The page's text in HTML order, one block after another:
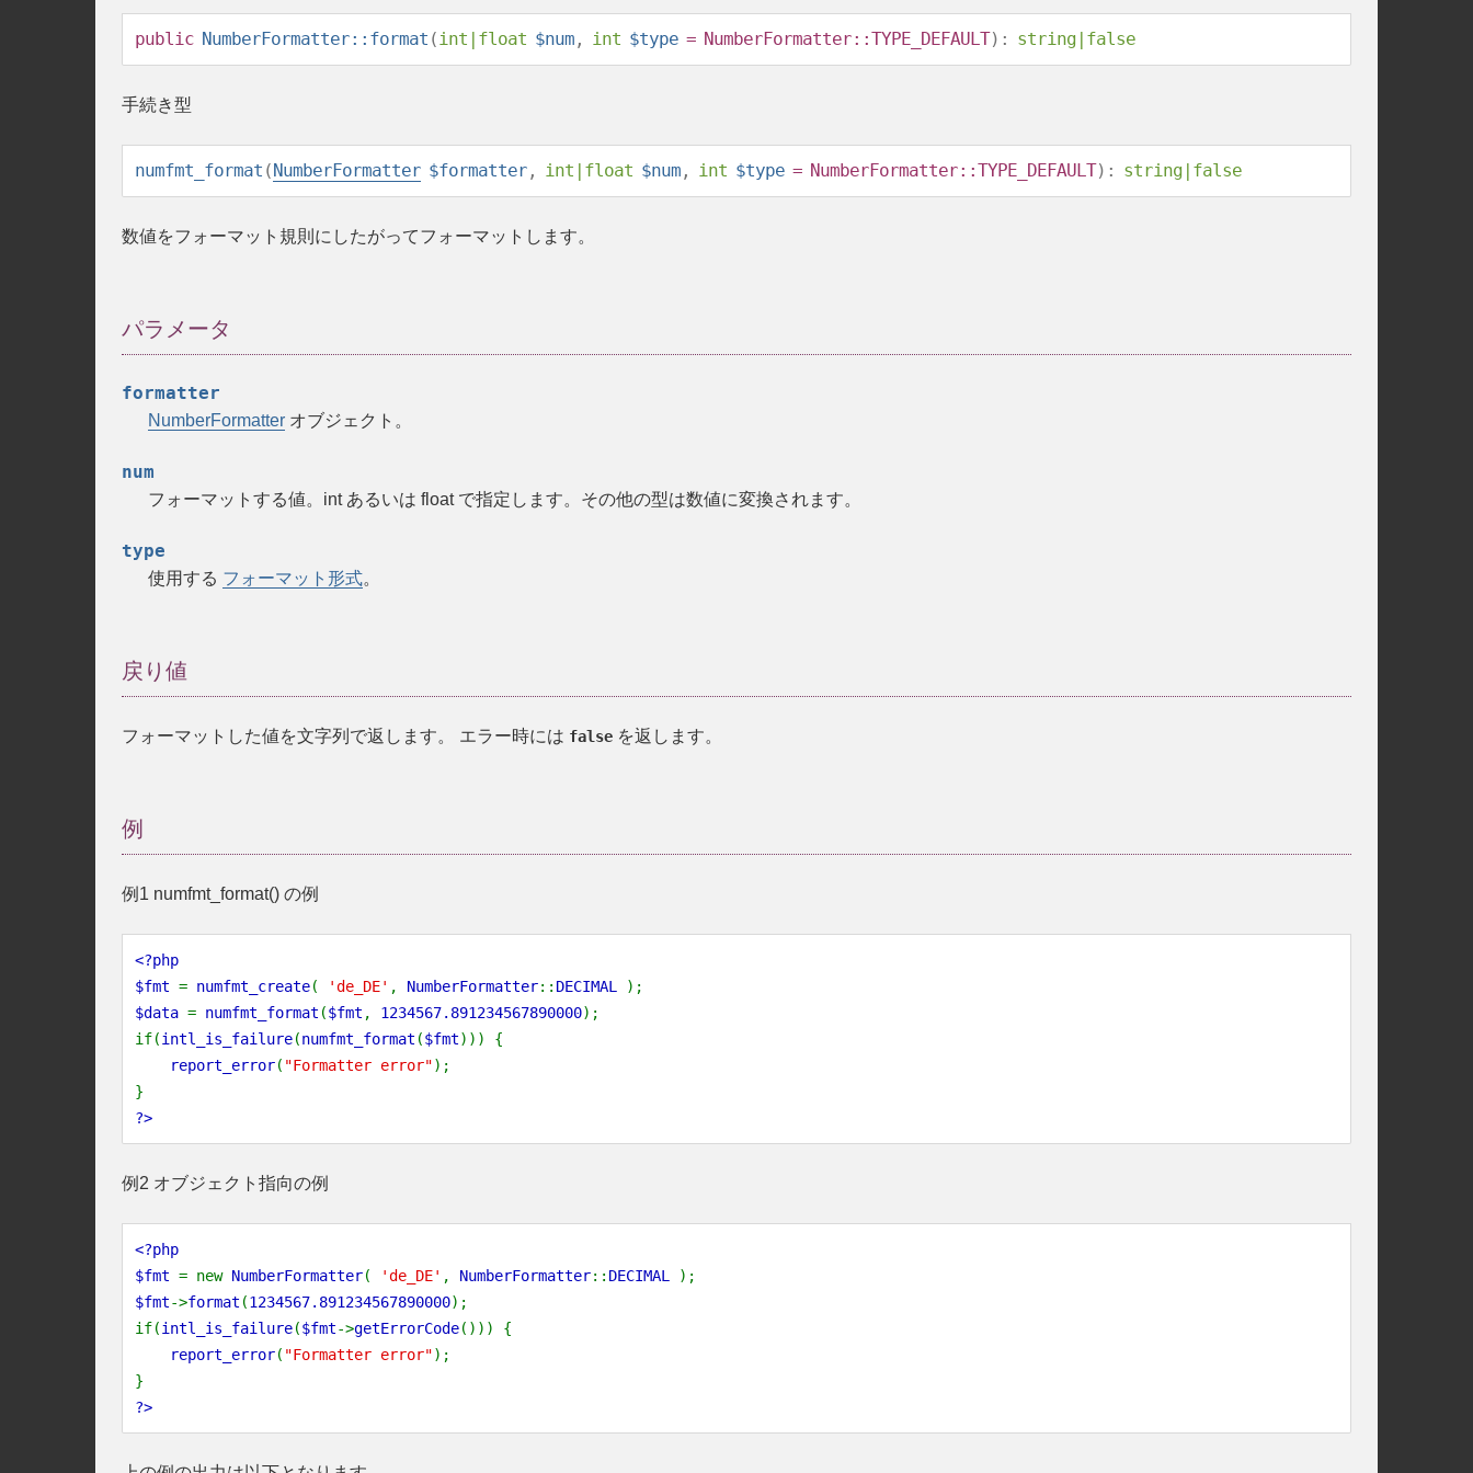
public NumberFormatter::format (int | float $num , int $type = NumberFormatter::TYPE_DEFAULT): string | false
手続き型
numfmt_format (NumberFormatter $formatter , int | float $num , int $type = NumberFormatter::TYPE_DEFAULT): string | false
数値をフォーマット規則にしたがってフォーマットします。
パラメータ
formatter
NumberFormatter オブジェクト。
num
フォーマットする値。 intあるいは floatで指定します。その他の型は数値に変換されます。
type
使用する フォーマット形式。
戻り値
フォーマットした値を文字列で返します。 エラー時には false を返します。
例
例1 numfmt_format() の例
<?php
$fmt = numfmt_create( 'de_DE' , NumberFormatter:: DECIMAL
);
$data = numfmt_format ($fmt , 1234567.891234567890000);
if(intl_is_failure(numfmt_format ($fmt))) {
report_error( "Formatter error");
}
?>
例2 オブジェクト指向の例
<?php
$fmt = new NumberFormatter( 'de_DE' , NumberFormatter:: DECIMAL
);
$fmt->format (1234567.891234567890000);
if(intl_is_failure($fmt->getErrorCode())) {
report_error( "Formatter error");
}
?>